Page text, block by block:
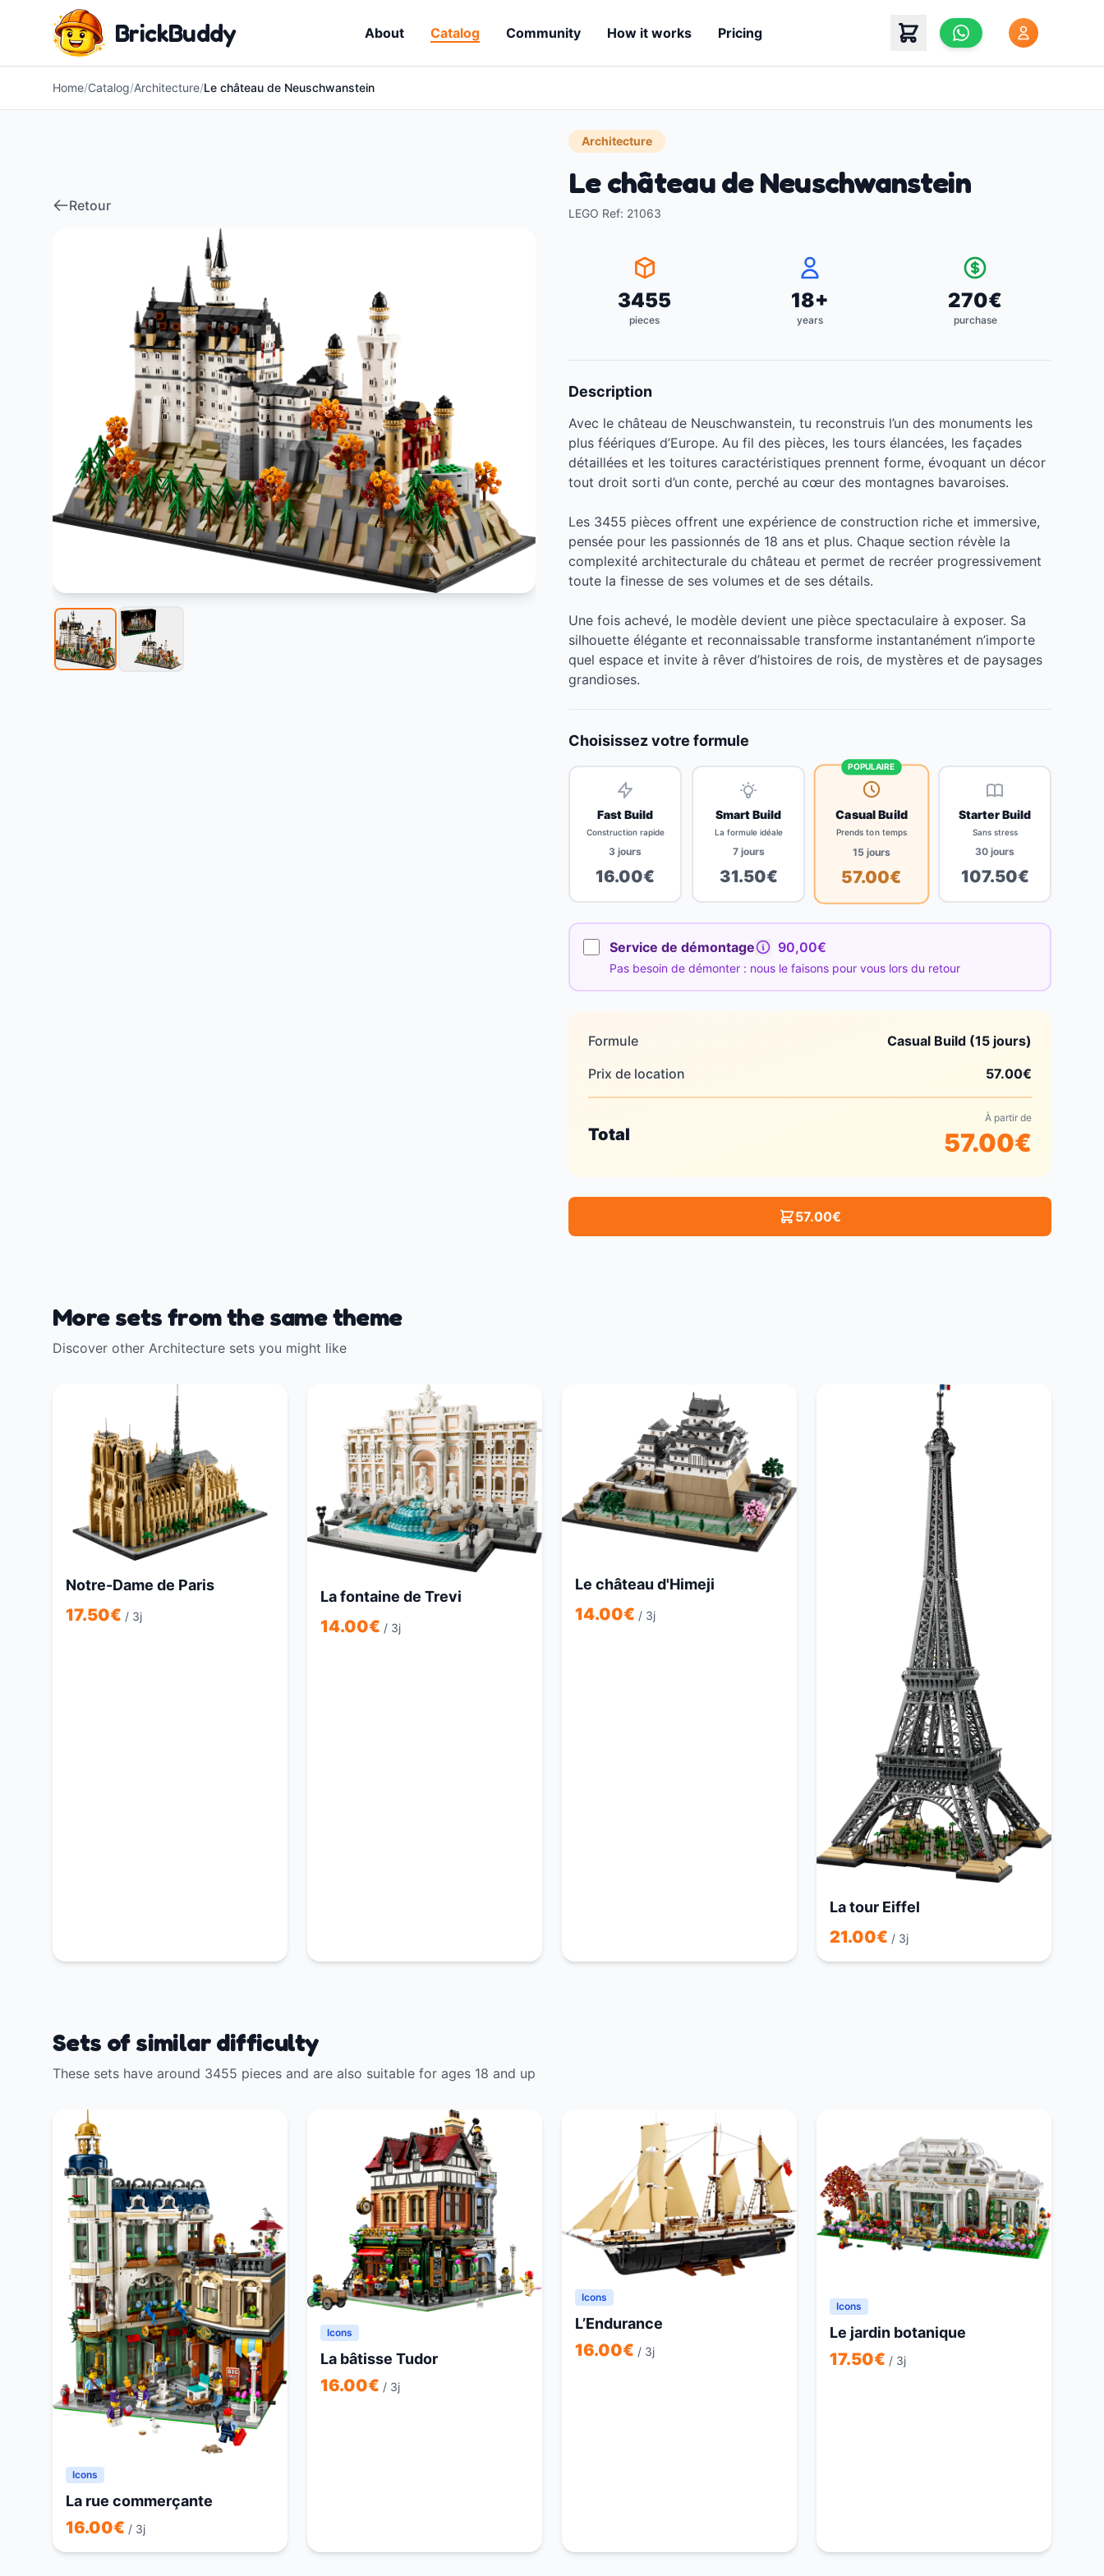
BrickBuddy About Catalog Community How it works Pricing
Home/Catalog/Architecture/Le château de Neuschwanstein
Retour
Architecture
Le château de Neuschwanstein
LEGO Ref: 21063
3455
pieces
18+
years
270€
purchase
Description
Avec le château de Neuschwanstein, tu reconstruis l’un des monuments les
plus féériques d’Europe. Au fil des pièces, les tours élancées, les façades
détaillées et les toitures caractéristiques prennent forme, évoquant un décor
tout droit sorti d’un conte, perché au cœur des montagnes bavaroises.
Les 3455 pièces offrent une expérience de construction riche et immersive,
pensée pour les passionnés de 18 ans et plus. Chaque section révèle la
complexité architecturale du château et permet de recréer progressivement
toute la finesse de ses volumes et de ses détails.
Une fois achevé, le modèle devient une pièce spectaculaire à exposer. Sa
silhouette élégante et reconnaissable transforme instantanément n’importe
quel espace et invite à rêver d’histoires de rois, de mystères et de paysages
grandioses.
Choisissez votre formule
Fast Build
Construction rapide
3 jours
16.00€
Smart Build
La formule idéale
7jours
31.50€
POPULAIRE
Casual Build
Prends ton temps
15jours
57.00€
Starter Build
Sans stress
30 jours
107.50€
Service de démontage 90,00€
Pas besoin de démonter : nous le faisons pour vous lors du retour
Formule
Casual Build (15 jours)
Prix de location
57.00€
Total
À partir de
57.00€
57.00€
More sets from the same theme
Discover other Architecture sets you might like
Notre-Dame de Paris
17.50€ / 3j
La fontaine de Trevi
14.00€ / 3j
Le château d'Himeji
14.00€ / 3j
La tour Eiffel
21.00€ / 3j
Sets of similar difficulty
These sets have around 3455 pieces and are also suitable for ages 18 and up
Icons
La rue commerçante
16.00€ / 3j
Icons
La bâtisse Tudor
16.00€ / 3j
Icons
L’Endurance
16.00€ / 3j
Icons
Le jardin botanique
17.50€ / 3j